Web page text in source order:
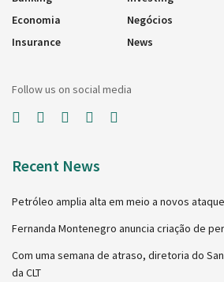
Economia
Insurance
Negócios
News
Follow us on social media
Recent News
Petróleo amplia alta em meio a novos
Fernanda Montenegro anuncia criação de
Com uma semana de atraso, diretoria do
da CLT